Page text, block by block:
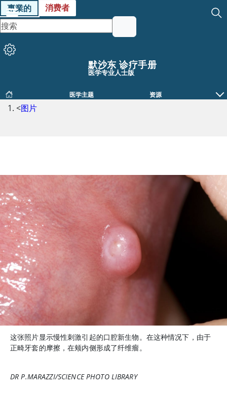
專業的 消费者
默沙东 诊疗手册
医学专业人士版
医学主题 资源
<图片
这张照片显示慢性刺激引起的口腔新生物。在这种情况下，由于
正畸牙套的摩擦，在颊内侧形成了纤维瘤。
DR P.MARAZZI/SCIENCE PHOTO LIBRARY